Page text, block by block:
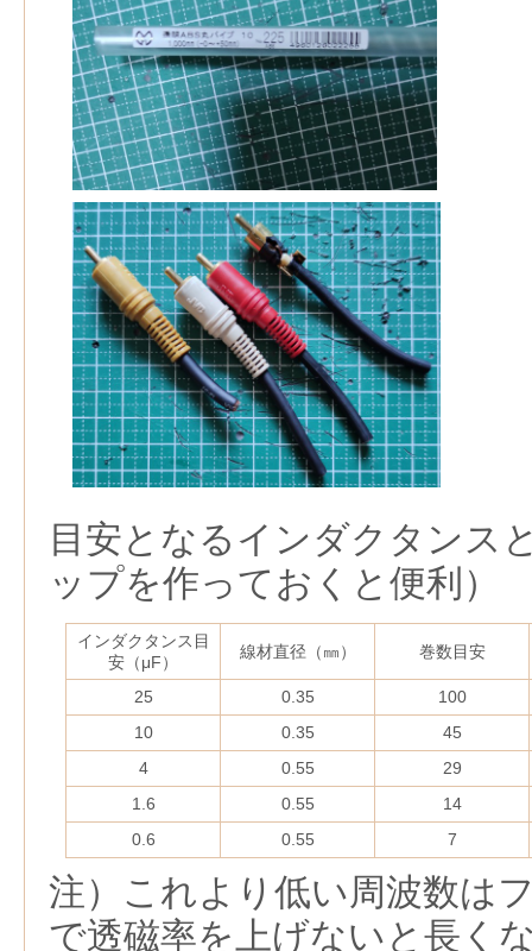
目安となるインダクタンス
ップを作っておくと便利）
インダクタンス目
安（μF）
線材直径（㎜） 巻数目安
25 0.35
100
10
0.35
45
4
0.55
29
1.6
0.55
14
0.6
0.55 7
注）これより低い周波数は
で透磁率を上げないと長く